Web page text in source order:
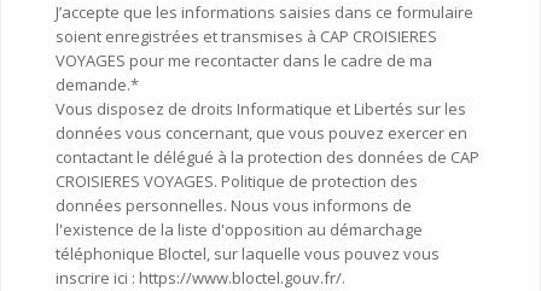
J’accepte que les informations saisies dans ce formulaire
soient enregistrées et transmises à CAP CROISIERES
VOYAGES pour me recontacter dans le cadre de ma
demande.*
Vous disposez de droits Informatique et Libertés sur les
données vous concernant, que vous pouvez exercer en
contactant le délégué à la protection des données de CAP
CROISIERES VOYAGES. Politique de protection des
données personnelles. Nous vous informons de
l'existence de la liste d'opposition au démarchage
téléphonique Bloctel, sur laquelle vous pouvez vous
inscrire ici : https://www.bloctel.gouv.fr/.